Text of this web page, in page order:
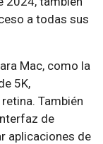
a todas sus
Mac, como la
5K,
También
de
aplicaciones de